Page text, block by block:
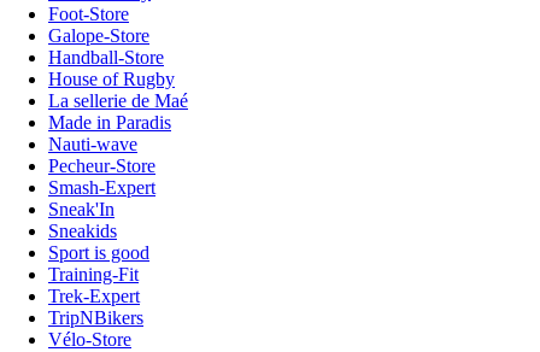
Foot-Store
Galope-Store
Handball-Store
House of Rugby
La sellerie de Maé
Made in Paradis
Nauti-wave
Pecheur-Store
Smash-Expert
Sneak'In
Sneakids
Sport is good
Training-Fit
Trek-Expert
TripNBikers
Vélo-Store